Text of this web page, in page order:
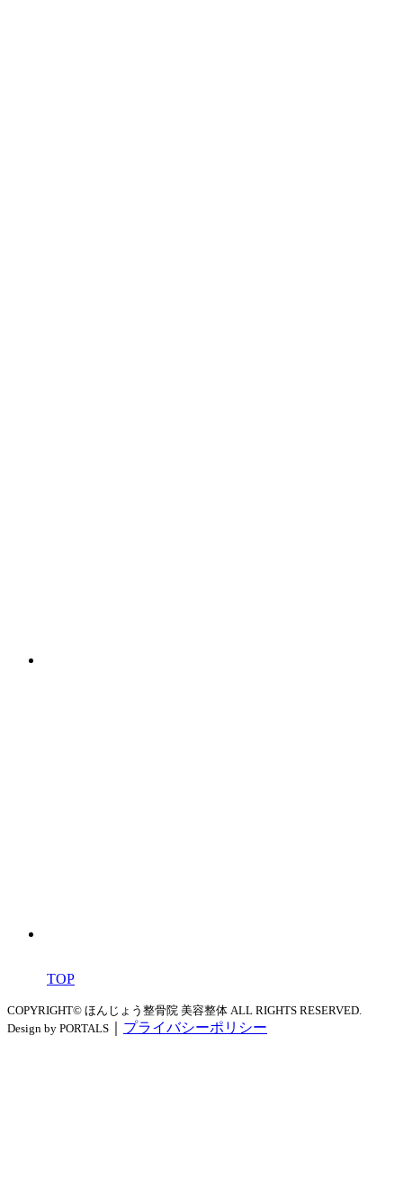
TOP
COPYRIGHT© ほんじょう整骨院 美容整体 ALL RIGHTS RESERVED.
Design by PORTALS
プライバシーポリシー